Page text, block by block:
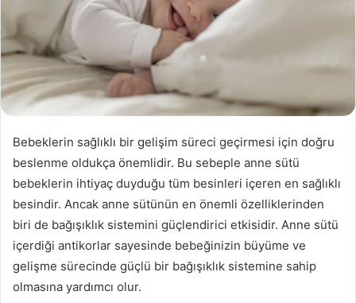
Bebeklerin sağlıklı bir gelişim süreci geçirmesi için doğru
beslenme oldukça önemlidir. Bu sebeple anne sütü
bebeklerin ihtiyaç duyduğu tüm besinleri içeren en sağlıklı
besindir. Ancak anne sütünün en önemli özelliklerinden
biri de bağışıklık sistemini güçlendirici etkisidir. Anne sütü
içerdiği antikorlar sayesinde bebeğinizin büyüme ve
gelişme sürecinde güçlü bir bağışıklık sistemine sahip
olmasına yardımcı olur.